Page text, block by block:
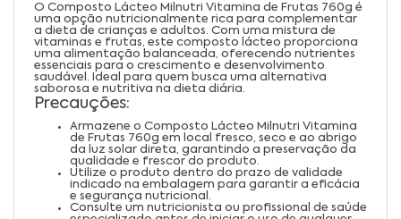
O Composto Lácteo Milnutri Vitamina de Frutas 760g é
uma opção nutricionalmente rica para complementar
a dieta de crianças e adultos. Com uma mistura de
vitaminas e frutas, este composto lácteo proporciona
uma alimentação balanceada, oferecendo nutrientes
essenciais para o crescimento e desenvolvimento
saudável. Ideal para quem busca uma alternativa
saborosa e nutritiva na dieta diária.
Precauções:
Armazene o Composto Lácteo Milnutri Vitamina
de Frutas 760g em local fresco, seco e ao abrigo
da luz solar direta, garantindo a preservação da
qualidade e frescor do produto.
Utilize o produto dentro do prazo de validade
indicado na embalagem para garantir a eficácia
e segurança nutricional.
Consulte um nutricionista ou profissional de saúde